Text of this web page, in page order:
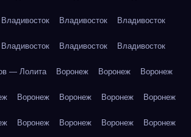
Владивосток Владивосток Владивосток
Владивосток Владивосток Владивосток
— Лолита Воронеж Воронеж Воронеж
Воронеж Воронеж Воронеж Воронеж
Воронеж Воронеж Воронеж Воронеж